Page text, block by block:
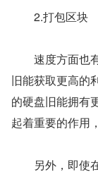
2.打包区块
速度方面也有
旧能获取更高的
的硬盘旧能拥有
起着重要的作用
另外，即使在